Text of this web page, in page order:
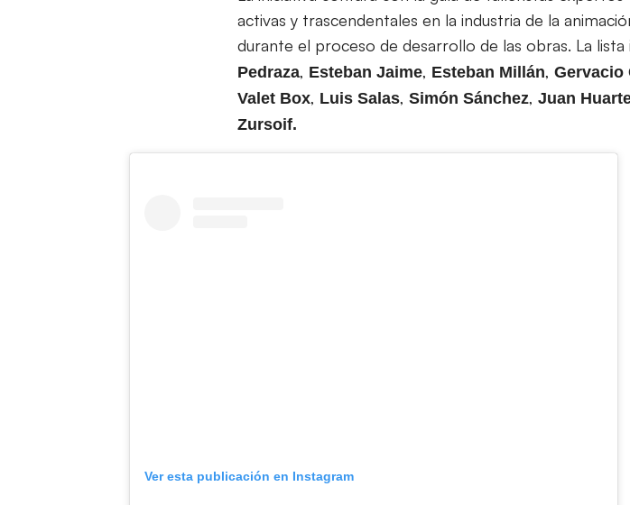
activas y trascendentales en la industria de la
durante el proceso de desarrollo de las obras. La lista
Pedraza, Esteban Jaime, Esteban Millán, Gervacio
Valet Box, Luis Salas, Simón Sánchez, Juan
Zursoif.
Ver esta publicación en Instagram